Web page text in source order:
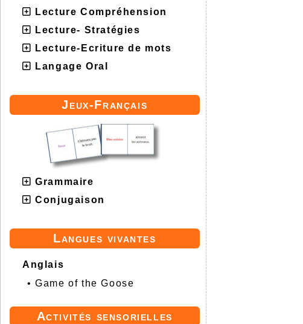
Lecture Compréhension
Lecture- Stratégies
Lecture-Ecriture de mots
Langage Oral
Jeux-Français
Grammaire
Conjugaison
Langues vivantes
Anglais
•Game of the Goose
Activités sensorielles